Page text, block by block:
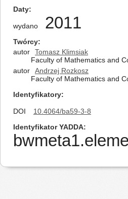
Daty
wydano 2011
Twórcy
autor
Tomasz Klimsiak
Faculty of Mathematics and
autor
Andrzej Rozkosz
Faculty of Mathematics and
Identyfikatory
DOI
10.4064/ba59-3-8
Identyfikator YADDA